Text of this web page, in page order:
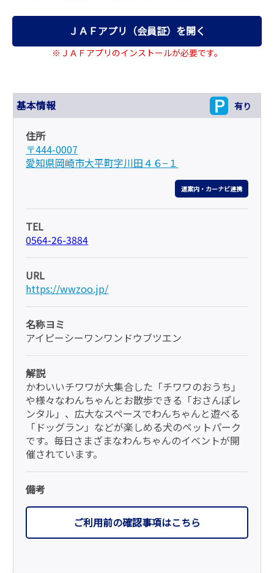
ＪＡＦアプリ（会員証）を開く
※ＪＡＦアプリのインストールが必要です。
基本情報 有り
住所
〒444-0007
愛知県岡崎市大平町字川田４６−１
道案内・カーナビ連携
TEL
0564-26-3884
URL
https://wwzoo.jp/
名称ヨミ
アイピーシーワンワンドウブツエン
解説
かわいいチワワが大集合した「チワワのおうち」
や様々なわんちゃんとお散歩できる「おさんぽレ
ンタル」、広大なスペースでわんちゃんと遊べる
「ドッグラン」などが楽しめる犬のペットパーク
です。毎日さまざまなわんちゃんのイベントが開
催されています。
備考
ご利用前の確認事項はこちら